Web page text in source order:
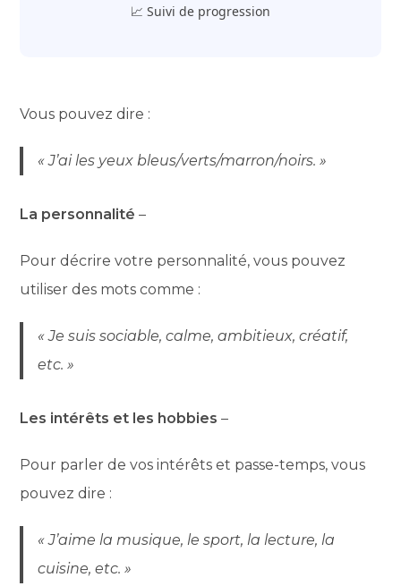
📈 Suivi de progression
Vous pouvez dire :
« J’ai les yeux bleus/verts/marron/noirs. »
La personnalité –
Pour décrire votre personnalité, vous pouvez
utiliser des mots comme :
« Je suis sociable, calme, ambitieux, créatif,
etc. »
Les intérêts et les hobbies –
Pour parler de vos intérêts et passe-temps, vous
pouvez dire :
« J’aime la musique, le sport, la lecture, la
cuisine, etc. »